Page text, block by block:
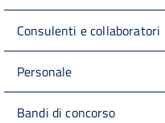
Consulenti e collaboratori
Personale
Bandi di concorso